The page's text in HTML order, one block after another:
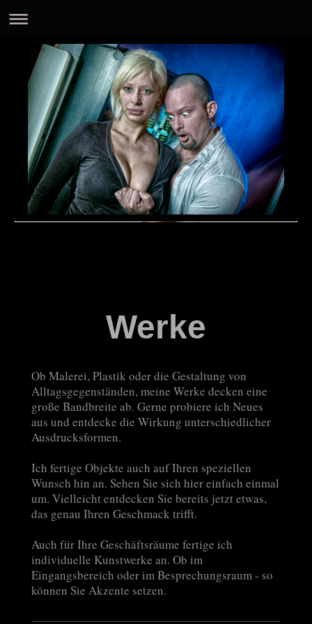
Werke
Ob Malerei, Plastik oder die Gestaltung von
Alltagsgegenständen, meine Werke decken eine
große Bandbreite ab. Gerne probiere ich Neues
aus und entdecke die Wirkung unterschiedlicher
Ausdrucksformen.
Ich fertige Objekte auch auf Ihren speziellen
Wunsch hin an. Sehen Sie sich hier einfach einmal
um. Vielleicht entdecken Sie bereits jetzt etwas,
das genau Ihren Geschmack trifft.
Auch für Ihre Geschäftsräume fertige ich
individuelle Kunstwerke an. Ob im
Eingangsbereich oder im Besprechungsraum - so
können Sie Akzente setzen.